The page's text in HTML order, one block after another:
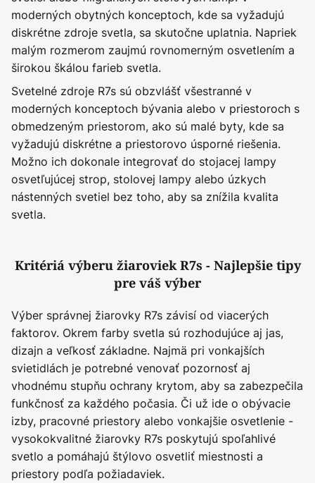
moderných obytných konceptoch, kde sa vyžadujú
diskrétne zdroje svetla, sa skutočne uplatnia. Napriek
malým rozmerom zaujmú rovnomerným osvetlením a
širokou škálou farieb svetla.
Svetelné zdroje R7s sú obzvlášť všestranné v
moderných konceptoch bývania alebo v priestoroch s
obmedzeným priestorom, ako sú malé byty, kde sa
vyžadujú diskrétne a priestorovo úsporné riešenia.
Možno ich dokonale integrovať do stojacej lampy
osvetľujúcej strop, stolovej lampy alebo úzkych
nástenných svetiel bez toho, aby sa znížila kvalita
svetla.
Kritériá výberu žiaroviek R7s - Najlepšie tipy
pre váš výber
Výber správnej žiarovky R7s závisí od viacerých
faktorov. Okrem farby svetla sú rozhodujúce aj jas,
dizajn a veľkosť základne. Najmä pri vonkajších
svietidlách je potrebné venovať pozornosť aj
vhodnému stupňu ochrany krytom, aby sa zabezpečila
funkčnosť za každého počasia. Či už ide o obývacie
izby, pracovné priestory alebo vonkajšie osvetlenie -
vysokokvalitné žiarovky R7s poskytujú spoľahlivé
svetlo a pomáhajú štýlovo osvetliť miestnosti a
priestory podľa požiadaviek.